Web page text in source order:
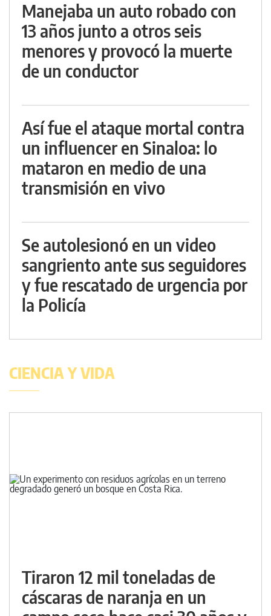
Manejaba un auto robado con
13 años junto a otros seis
menores y provocó la muerte
de un conductor
Así fue el ataque mortal contra
un influencer en Sinaloa: lo
mataron en medio de una
transmisión en vivo
Se autolesionó en un video
sangriento ante sus seguidores
y fue rescatado de urgencia por
la Policía
CIENCIA Y VIDA
Tiraron 12 mil toneladas de
cáscaras de naranja en un